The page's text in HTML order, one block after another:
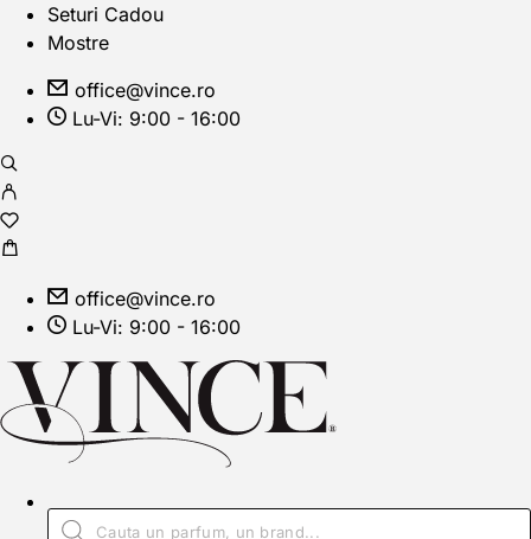
Seturi Cadou
Mostre
office@vince.ro
Lu-Vi: 9:00 - 16:00
office@vince.ro
Lu-Vi: 9:00 - 16:00